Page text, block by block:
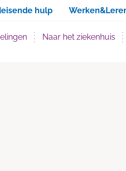
hulp
Naar het ziekenhuis